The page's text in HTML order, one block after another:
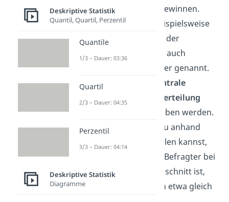
gesamte Datenmaterial gewinnen.
Diese Kennzahlen, wie beispielsweise
der Mittelwert, werden in der
beschreibenden Statistik
auch
Maßzahlen oder Parameter genannt.
Anhand dieser soll die
zentrale
Tendenz
Verteilung
einer Stichprobe beschrieben werden.
Konkret heißt das, dass du anhand
dieser Maßzahlen beurteilen kannst,
wie alt beispielsweise ein Befragter bei
deiner Umfrage im Durchschnitt ist,
oder ob alle Teilnehmer in etwa gleich
Deskriptive Statistik
Quantil, Quartil, Perzentil
Quantile
1/3 – Dauer: 03:36
Quartil
2/3 – Dauer: 04:35
Perzentil
3/3 – Dauer: 04:14
Deskriptive Statistik
Diagramme